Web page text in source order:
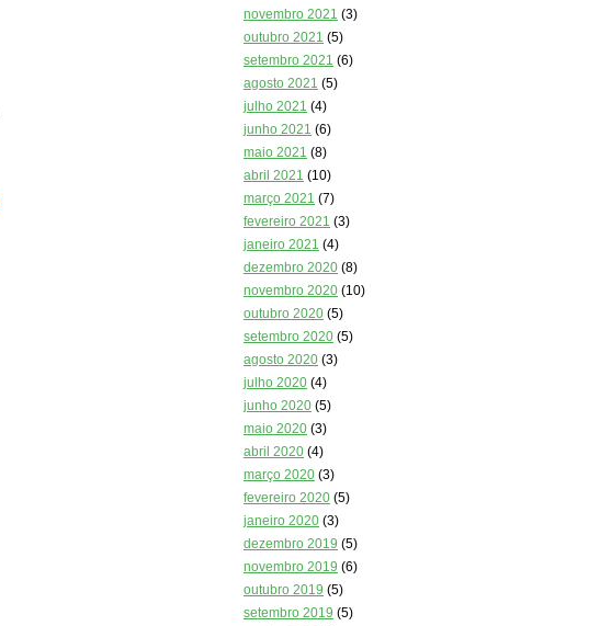
novembro 2021 (3)
outubro 2021 (5)
setembro 2021 (6)
agosto 2021 (5)
julho 2021 (4)
junho 2021 (6)
maio 2021 (8)
abril 2021 (10)
março 2021 (7)
fevereiro 2021 (3)
janeiro 2021 (4)
dezembro 2020 (8)
novembro 2020 (10)
outubro 2020 (5)
setembro 2020 (5)
agosto 2020 (3)
julho 2020 (4)
junho 2020 (5)
maio 2020 (3)
abril 2020 (4)
março 2020 (3)
fevereiro 2020 (5)
janeiro 2020 (3)
dezembro 2019 (5)
novembro 2019 (6)
outubro 2019 (5)
setembro 2019 (5)